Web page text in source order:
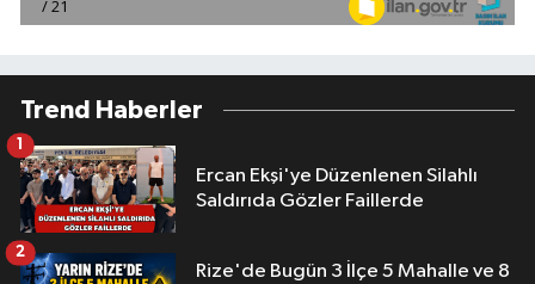
Trend Haberler
Ercan Ekşi'ye Düzenlenen Silahlı
Saldırıda Gözler Faillerde
1
Rize'de Bugün 3 İlçe 5 Mahalle ve 8
2